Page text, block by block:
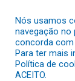
Realizamos
contrato que
públicaserão
Conheça o
Nós usamos
navegação no
concorda
Para ter mais
Política de
ACEITO.